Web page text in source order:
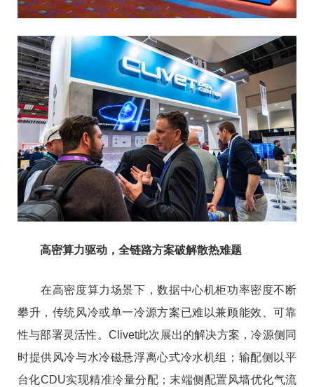
高密算力驱动，全链路方案破解散热难题
在高密度算力场景下，数据中心机柜功率密度不断
攀升，传统风冷或单一冷源方案已难以兼顾能效、可靠
性与部署灵活性。Clivet此次展出的解决方案，冷源侧同
时提供风冷与水冷磁悬浮离心式冷水机组；输配侧以平
台化CDU实现精准冷量分配；末端侧配置风墙优化气流